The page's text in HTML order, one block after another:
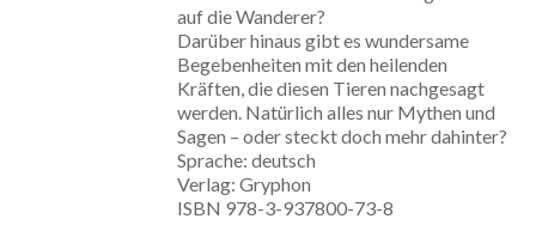
auf die Wanderer?
Darüber hinaus gibt es wundersame
Begebenheiten mit den heilenden
Kräften, die diesen Tieren nachgesagt
werden. Natürlich alles nur Mythen und
Sagen – oder steckt doch mehr dahinter?
Sprache: deutsch
Verlag: Gryphon
ISBN 978-3-937800-73-8